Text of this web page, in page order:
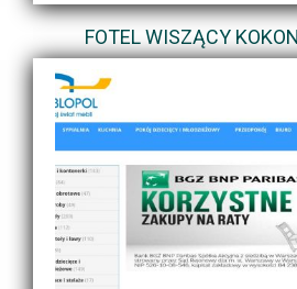
FOTEL WISZĄCY